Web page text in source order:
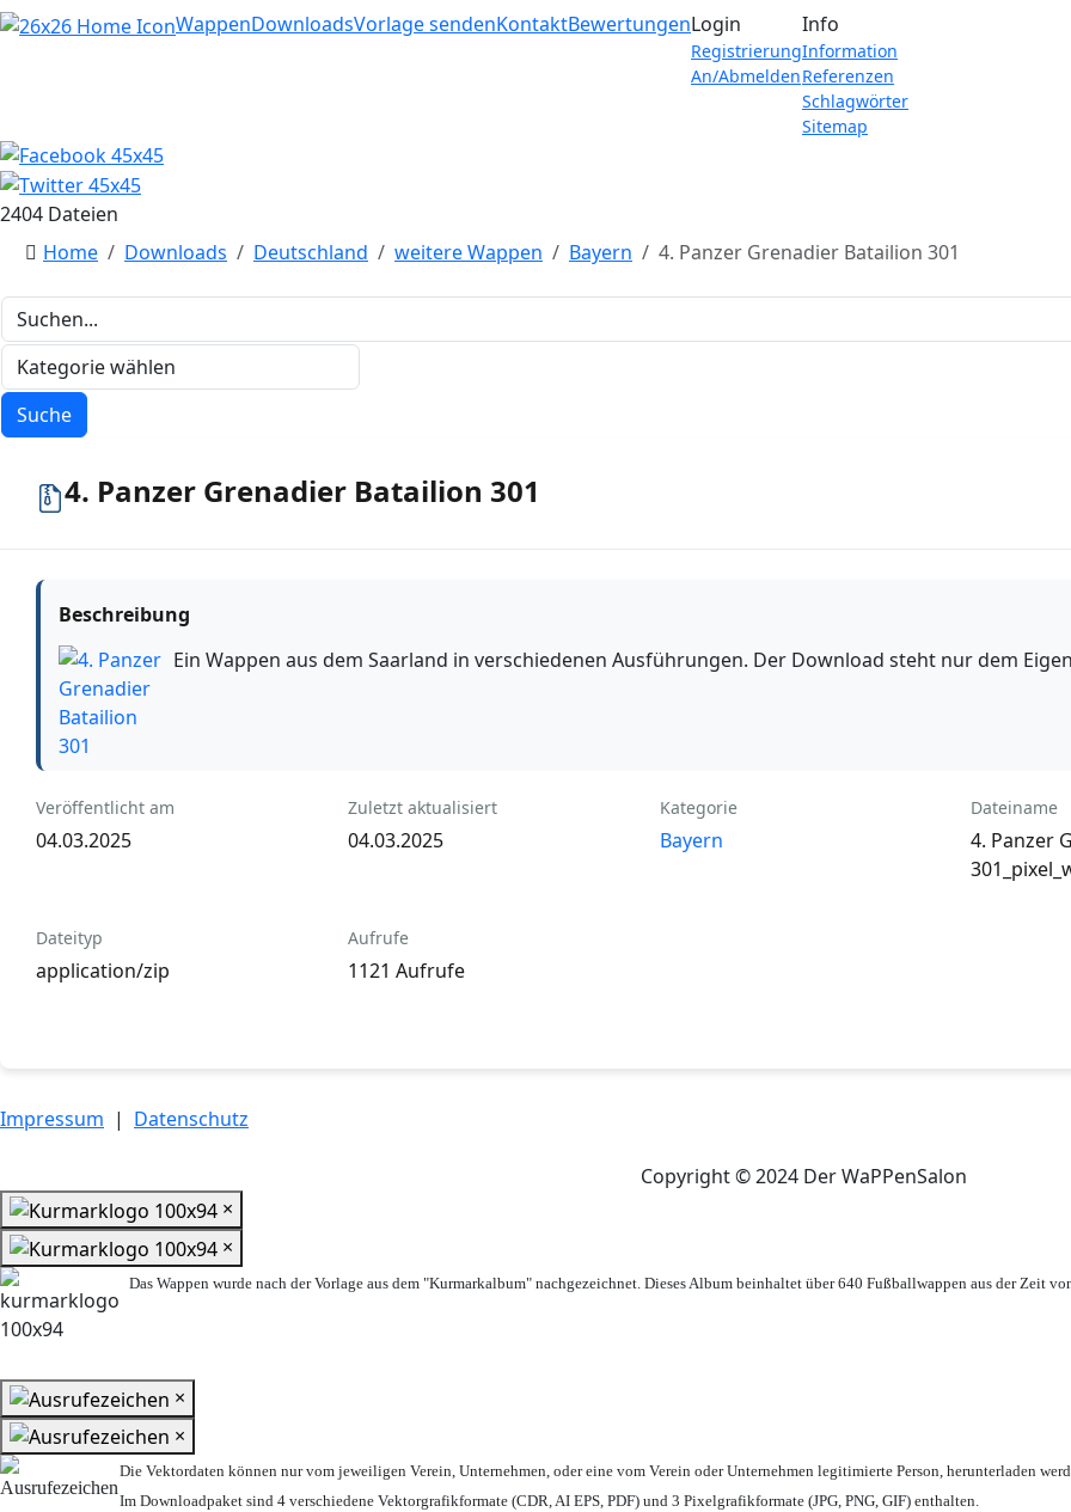
Home
WappenDownloadsVorlage sendenKontaktBewertungenLogin
Registrierung
An/Abmelden
Info
Information
Referenzen
Schlagwörter
Sitemap
2404 Dateien
Home
Downloads Deutschland weitere Wappen Bayern 4. Panzer Grenadier Batailion 301
4. Panzer Grenadier Batailion 301
Beschreibung
Ein Wappen aus dem Saarland in verschiedenen Ausführungen. Der Download steht nur dem
Veröffentlicht am
04.03.2025
Zuletzt aktualisiert
04.03.2025
Kategorie
Bayern
Dateiname
4. Panzer
Dateityp
application/zip
Aufrufe
1121 Aufrufe
Impressum | Datenschutz
Copyright © 2024 Der WaPPenSalon
×
×
Das Wappen wurde nach der Vorlage aus dem "Kurmarkalbum" nachgezeichnet. Dieses Album beinhaltet über 640 Fußballwappen aus der Zeit
×
×
Die Vektordaten können nur vom jeweiligen Verein, Unternehmen, oder eine vom Verein oder Unternehmen legitimierte Person, herunterladen
Im Downloadpaket sind 4 verschiedene Vektorgrafikformate (CDR, AI EPS, PDF) und 3 Pixelgrafikformate (JPG, PNG, GIF) enthalten.